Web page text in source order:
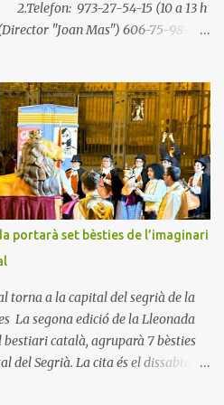
54-15 (10 a 13 h
"Joan Mas") 606-75-98-79
la Nostra Web Contacta amb
a través d'aquest simple i
portarà set bèsties de l’imaginari
torna a la capital del segrià de la
La segona edició de la Lleonada
català, agruparà 7 bèsties
del Segrià. La cita és el dissabte, 22